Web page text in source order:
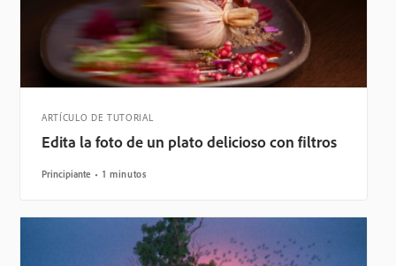
ARTÍCULO DE TUTORIAL
Edita la foto de un plato delicioso con filtros
Principiante 1 minutos